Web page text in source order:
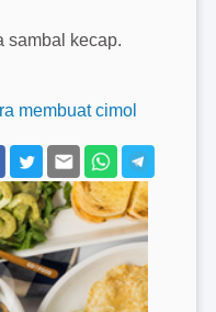
sambal kecap.
membuat cimol